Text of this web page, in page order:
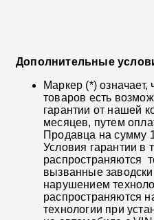
Дополнительные
Маркер (*) означает,
товаров есть
гарантии от нашей
месяцев, путем
Продавца на сумму
Условия гарантии в
распространяются
вызванные
нарушением
распространяются
технологии при